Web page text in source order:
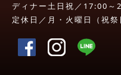
ディナー土日祝／17:00
定休日／月・火曜日（祝